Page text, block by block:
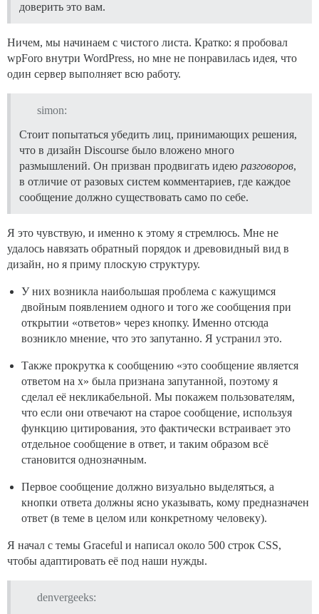
доверить это вам.
Ничем, мы начинаем с чистого листа. Кратко: я пробовал
wpForo внутри WordPress, но мне не понравилась идея, что
один сервер выполняет всю работу.
simon:
Стоит попытаться убедить лиц, принимающих решения,
что в дизайн Discourse было вложено много
размышлений. Он призван продвигать идею разговоров,
в отличие от разовых систем комментариев, где каждое
сообщение должно существовать само по себе.
Я это чувствую, и именно к этому я стремлюсь. Мне не
удалось навязать обратный порядок и древовидный вид в
дизайн, но я приму плоскую структуру.
У них возникла наибольшая проблема с кажущимся
двойным появлением одного и того же сообщения при
открытии «ответов» через кнопку. Именно отсюда
возникло мнение, что это запутанно. Я устранил это.
Также прокрутка к сообщению «это сообщение является
ответом на x» была признана запутанной, поэтому я
сделал её некликабельной. Мы покажем пользователям,
что если они отвечают на старое сообщение, используя
функцию цитирования, это фактически встраивает это
отдельное сообщение в ответ, и таким образом всё
становится однозначным.
Первое сообщение должно визуально выделяться, а
кнопки ответа должны ясно указывать, кому предназначен
ответ (в теме в целом или конкретному человеку).
Я начал с темы Graceful и написал около 500 строк CSS,
чтобы адаптировать её под наши нужды.
denvergeeks: